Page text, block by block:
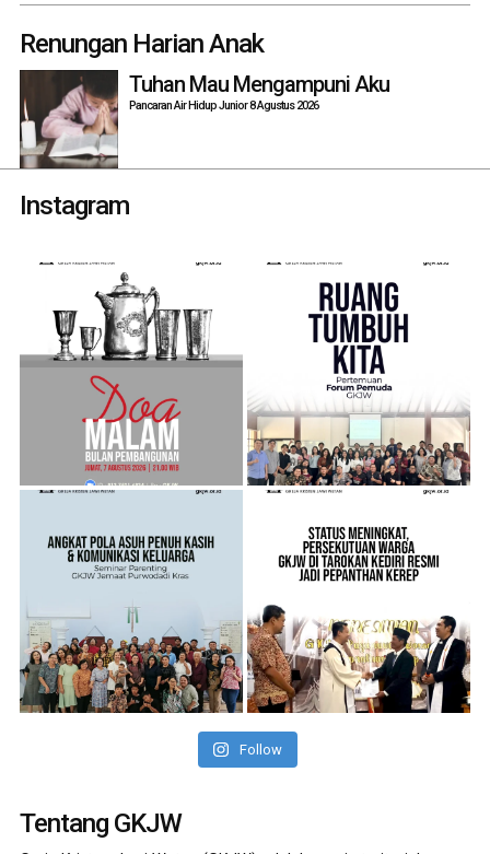
Renungan Harian Anak
Tuhan Mau Mengampuni Aku
Pancaran Air Hidup Junior 8 Agustus 2026
Instagram
Follow
Tentang GKJW